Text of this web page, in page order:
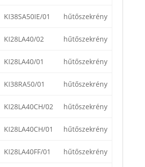
KI38SA50IE/01 hűtőszekrény
KI28LA40/02 hűtőszekrény
KI28LA40/01 hűtőszekrény
KI38RA50/01 hűtőszekrény
KI28LA40CH/02 hűtőszekrény
KI28LA40CH/01 hűtőszekrény
KI28LA40FF/01 hűtőszekrény